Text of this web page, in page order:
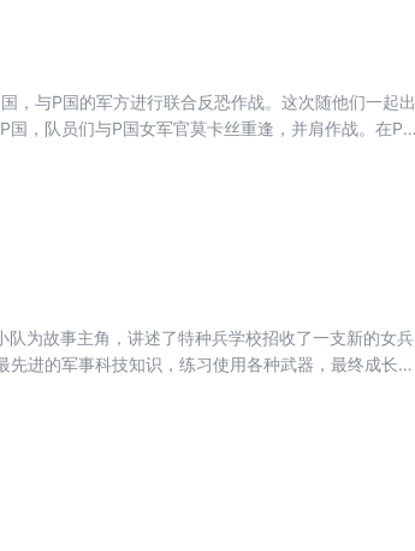
，与P国的军方进行联合反恐作战。这次随他们一起出
，队员们与P国女军官莫卡丝重逢，并肩作战。在P
队为故事主角，讲述了特种兵学校招收了一支新的女兵
进的军事科技知识，练习使用各种武器，最终成长为